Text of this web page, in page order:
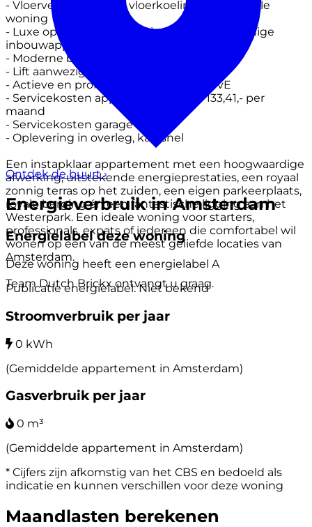
- Vloerverwarming én vloerkoeling in de gehele
woning
- Luxe open keuken voorzien van hoogwaardige
inbouwapparatuur
- Moderne badkamer
- Lift aanwezig
- Actieve en professioneel beheerde VvE
- Servicekosten appartment circa € 133,41,- per
maand
- Servicekosten garage € 62,62
- Oplevering in overleg, kan snel
Een instapklaar appartement met een hoogwaardige
afwerking, uitstekende energieprestaties, een royaal
zonnig terras op het zuiden, een eigen parkeerplaats,
royale berging én een fantastische ligging aan het
Westerpark. Een ideale woning voor starters,
professionals, expats of iedereen die comfortabel wil
wonen op een van de meest geliefde locaties van
Amsterdam.
Team Dutch Brickx ontvangt u graag.
Ontdek de buurt›
Energieverbruik in Amsterdam
Energielabel deze woning
Deze woning heeft een energielabel A
Publicatie energielabel: Niet bekend
Stroomverbruik per jaar
0 kWh
(Gemiddelde appartement in Amsterdam)
Gasverbruik per jaar
0 m³
(Gemiddelde appartement in Amsterdam)
* Cijfers zijn afkomstig van het CBS en bedoeld als
indicatie en kunnen verschillen voor deze woning
Maandlasten berekenen